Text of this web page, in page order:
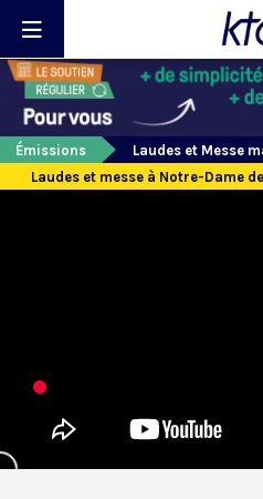
Émissions
Laudes et Messe
Laudes et messe à Notre-Dame